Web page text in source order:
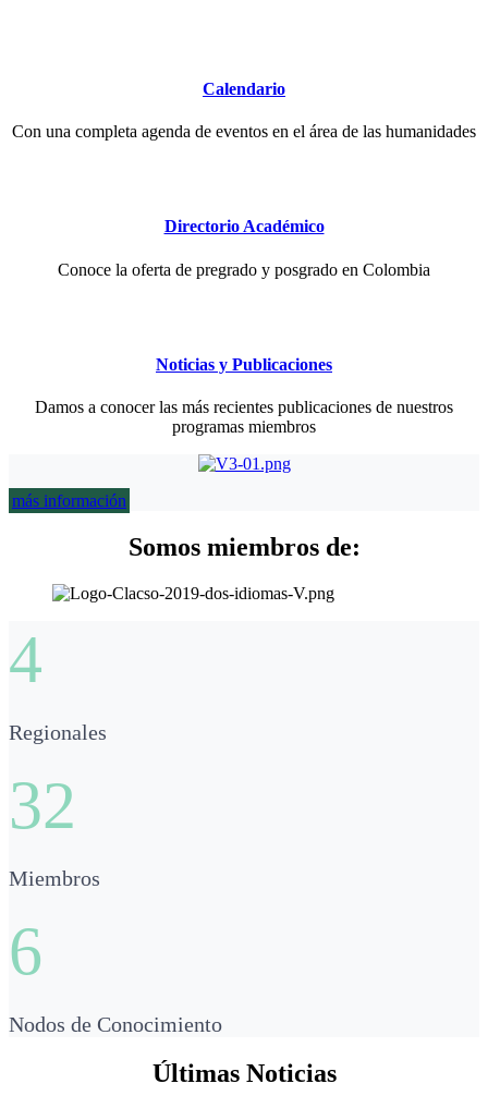
Calendario
Con una completa agenda de eventos en el área de las humanidades
Directorio Académico
Conoce la oferta de pregrado y posgrado en Colombia
Noticias y Publicaciones
Damos a conocer las más recientes publicaciones de nuestros
programas miembros
más información
Somos miembros de:
4
Regionales
32
Miembros
6
Nodos de Conocimiento
Últimas Noticias